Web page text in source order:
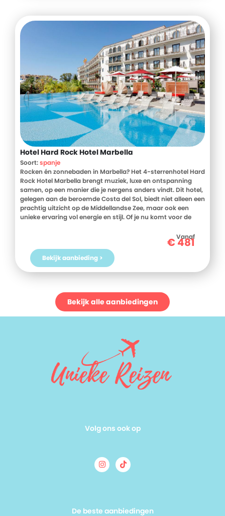
Hotel Hard Rock Hotel Marbella
Soort:spanje
Rocken én zonnebaden in Marbella? Het 4-sterrenhotel Hard
Rock Hotel Marbella brengt muziek, luxe en ontspanning
samen, op een manier die je nergens anders vindt. Dit hotel,
gelegen aan de beroemde Costa del Sol, biedt niet alleen een
prachtig uitzicht op de Middellandse Zee, maar ook een
unieke ervaring vol energie en stijl. Of je nu komt voor de
een ster! En met de haven van Puerto Banús op slechts 800
meter en het strand op 500 meter afstand, zit je midden in
de vakantiesferen. Klinkt goed, toch? Boek nu jouw verblijf
bij Hard Rock Marbella en laat die zonvakantie in Spanje
maar snel beginnen!
Vanaf
€481
Bekijk aanbieding >
Bekijk alle aanbiedingen
Volg ons ook op
De beste aanbiedingen